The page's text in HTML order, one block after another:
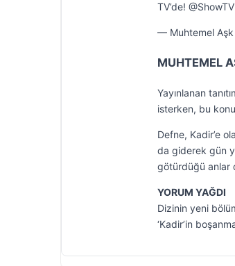
TV’de!
— Muhtemel
MUHTEMEL
Yayınlanan
isterken, bu
Defne, Kadir’e
da giderek gün
götürdüğü anlar
YORUM YAĞDI
Dizinin yeni
‘Kadir’in